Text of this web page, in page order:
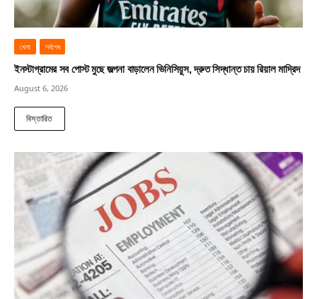
খেলা সর্বশেষ
ইনস্টাগ্রামের সব পোস্ট মুছে জল্পনা বাড়ালেন ভিনিসিয়ুস, দ্রুত সিদ্ধান্ত চায় রিয়াল মাদ্রিদ
August 6, 2026
বিস্তারিত